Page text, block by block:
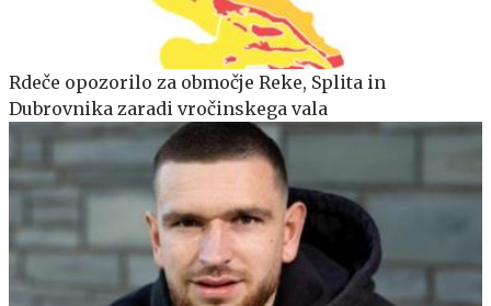
Rdeče opozorilo za območje Reke, Splita in
Dubrovnika zaradi vročinskega vala